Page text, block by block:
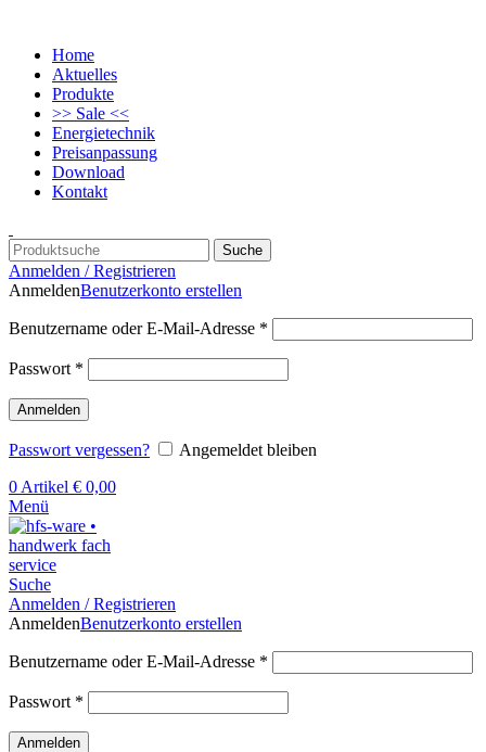
Home
Aktuelles
Produkte
>> Sale <<
Energietechnik
Preisanpassung
Download
Kontakt
Suche
Anmelden / Registrieren
AnmeldenBenutzerkonto erstellen
Benutzername oder E-Mail-Adresse *
Passwort *
Anmelden
Passwort vergessen?
Angemeldet bleiben
0 Artikel € 0,00
Menü
Suche
Anmelden / Registrieren
AnmeldenBenutzerkonto erstellen
Benutzername oder E-Mail-Adresse *
Passwort *
Anmelden